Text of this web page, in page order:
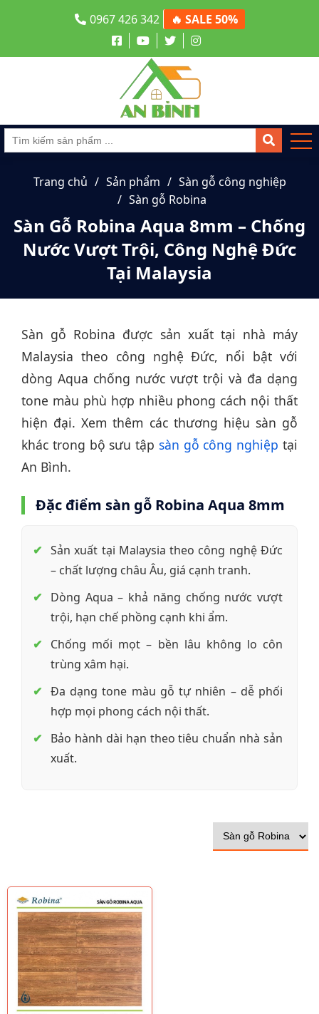
0967 426 342 🔥 SALE 50%
Trang chủ Sản phẩm
Sàn gỗ công nghiệp
Sàn gỗ Robina
Sàn Gỗ Robina Aqua 8mm – Chống
Nước Vượt Trội, Công Nghệ Đức
Tại Malaysia
Sàn gỗ Robina được sản xuất tại nhà máy
Malaysia theo công nghệ Đức, nổi bật với
dòng Aqua chống nước vượt trội và đa dạng
tone màu phù hợp nhiều phong cách nội thất
hiện đại. Xem thêm các thương hiệu sàn gỗ
khác trong bộ sưu tập sàn gỗ công nghiệp tại
An Bình.
Đặc điểm sàn gỗ Robina Aqua 8mm
Sản xuất tại Malaysia theo công nghệ Đức
– chất lượng châu Âu, giá cạnh tranh.
Dòng Aqua – khả năng chống nước vượt
trội, hạn chế phồng cạnh khi ẩm.
Chống mối mọt – bền lâu không lo côn
trùng xâm hại.
Đa dạng tone màu gỗ tự nhiên – dễ phối
hợp mọi phong cách nội thất.
Bảo hành dài hạn theo tiêu chuẩn nhà sản
xuất.